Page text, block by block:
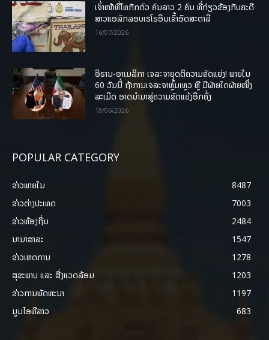
ເຈົ້າໜ້າທີ່ໄທກັກຕົວ ຄົນລາວ 2 ຄົນ ທີ່ກ່ຽວຂ້ອງກັບຄະດີ
ສາວແອລັກລອບເຮໂຣອີນເຂົ້າອົດສະຕາລີ
16/07/2026
ອີຣານ-ອາເມລິກາ ເຈລະຈາຍຸດຕິຄວາມຂັດແຍ່ງ! ພາຍໃນ
60 ວັນນີ້ ຖ້າການເຈລະຈາຫຼົ້ມເຫຼວ ຫຼື ມີຝ່າຍໃດຝ່າຍໜຶ່ງ
ລະເມີດ ອາດນໍາມາສູ່ຄວາມຂັດແຍ້ງອີກຄັ້ງ
18/06/2026
POPULAR CATEGORY
ຂ່າວພາຍ​ໃນ
8487
ຂ່າວຕ່າງປະເທດ
7003
ຂ່າວທ້ອງຖິ່ນ
2484
ນານາສາລະ
1547
ຂ່າວເຫດການ
1278
ສຸຂະພາບ ແລະ ສີ່ງແວດລ້ອມ
1203
ຂ່າວການພັດທະນາ
1197
ມູມໄອທີລາວ
683